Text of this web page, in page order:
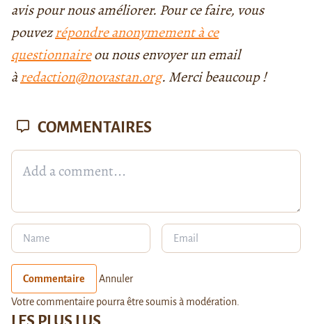
avis pour nous améliorer. Pour ce faire, vous
pouvezrépondre anonymement à ce
questionnaireou nous envoyer un email
àredaction@novastan.org. Merci beaucoup !
COMMENTAIRES
Commentaire Annuler
Votre commentaire pourra être soumis à modération.